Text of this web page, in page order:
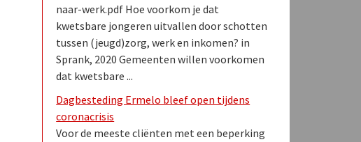
naar-werk.pdf Hoe voorkom je dat
kwetsbare jongeren uitvallen door schotten
tussen (jeugd)zorg, werk en inkomen? in
Sprank, 2020 Gemeenten willen voorkomen
dat kwetsbare ...
Dagbesteding Ermelo bleef open tijdens
coronacrisis
Voor de meeste cliënten met een beperking